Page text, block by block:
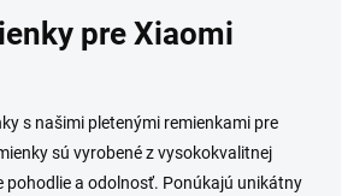
pre Xiaomi
s našimi pletenými remienkami pre
sú vyrobené z vysokokvalitnej
pohodlie a odolnosť. Ponúkajú unikátny